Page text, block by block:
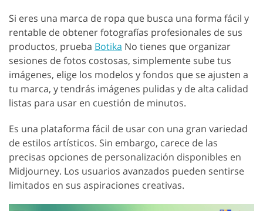
Si eres una marca de ropa que busca una forma fácil y
rentable de obtener fotografías profesionales de sus
productos, prueba Botika No tienes que organizar
sesiones de fotos costosas, simplemente sube tus
imágenes, elige los modelos y fondos que se ajusten a
tu marca, y tendrás imágenes pulidas y de alta calidad
listas para usar en cuestión de minutos.
Es una plataforma fácil de usar con una gran variedad
de estilos artísticos. Sin embargo, carece de las
precisas opciones de personalización disponibles en
Midjourney. Los usuarios avanzados pueden sentirse
limitados en sus aspiraciones creativas.